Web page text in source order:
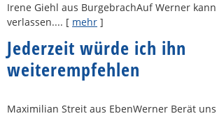
Irene Giehl aus BurgebrachAuf Werner
verlassen.... [ mehr ]
Jederzeit würde ich ihn
weiterempfehlen
Maximilian Streit aus EbenWerner Berät